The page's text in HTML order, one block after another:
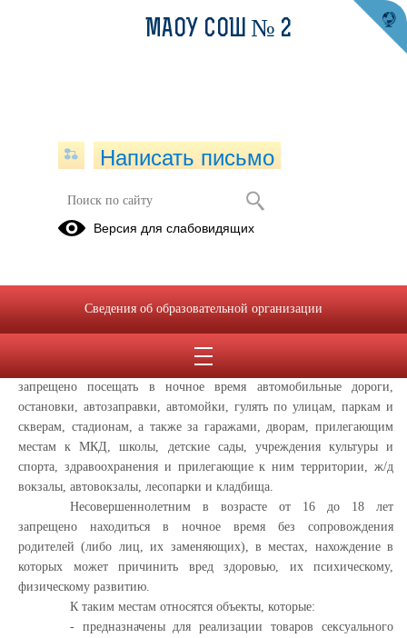
Комендантский час
Уважаемые родители!
Администрация школы напоминает Вам, что в
Детям до 16-ти лет без сопровождения взрослых
запрещено посещать в ночное время автомобильные дороги,
остановки, автозаправки, автомойки, гулять по улицам, паркам и
скверам, стадионам, а также за гаражами, дворам, прилегающим
местам к МКД, школы, детские сады, учреждения культуры и
спорта, здравоохранения и прилегающие к ним территории, ж/д
вокзалы, автовокзалы, лесопарки и кладбища.
Несовершеннолетним в возрасте от 16 до 18 лет
запрещено находиться в ночное время без сопровождения
родителей (либо лиц, их заменяющих), в местах, нахождение в
которых может причинить вред здоровью, их психическому,
физическому развитию.
К таким местам относятся объекты, которые:
- предназначены для реализации товаров сексуального
МАОУ СОШ № 2
Написать письмо
Версия для слабовидящих
Сведения об образовательной организации